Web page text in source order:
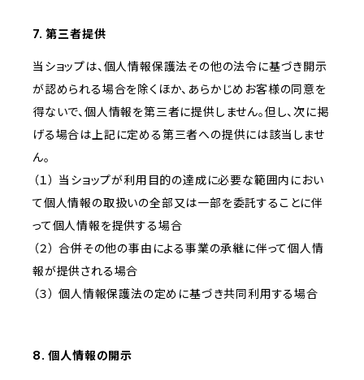
7. 第三者提供
当ショップは、個人情報保護法その他の法令に基づき開示
が認められる場合を除くほか、あらかじめお客様の同意を
得ないで、個人情報を第三者に提供しません。但し、次に掲
げる場合は上記に定める第三者への提供には該当しませ
ん。
（１） 当ショップが利用目的の達成に必要な範囲内におい
て個人情報の取扱いの全部又は一部を委託することに伴
って個人情報を提供する場合
（２） 合併その他の事由による事業の承継に伴って個人情
報が提供される場合
（３） 個人情報保護法の定めに基づき共同利用する場合
8. 個人情報の開示